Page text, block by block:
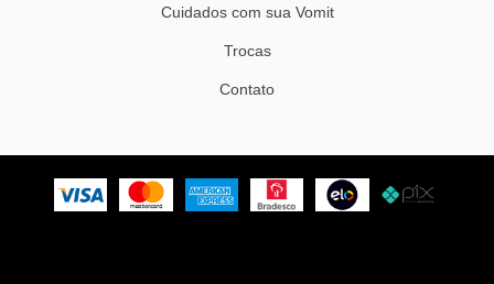
Cuidados com sua Vomit
Trocas
Contato